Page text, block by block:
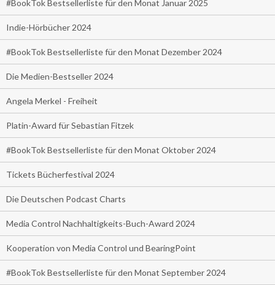
#BookTok Bestsellerliste für den Monat Januar 2025
Indie-Hörbücher 2024
#BookTok Bestsellerliste für den Monat Dezember 2024
Die Medien-Bestseller 2024
Angela Merkel - Freiheit
Platin-Award für Sebastian Fitzek
#BookTok Bestsellerliste für den Monat Oktober 2024
Tickets Bücherfestival 2024
Die Deutschen Podcast Charts
Media Control Nachhaltigkeits-Buch-Award 2024
Kooperation von Media Control und BearingPoint
#BookTok Bestsellerliste für den Monat September 2024